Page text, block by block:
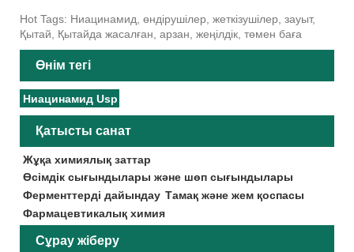
Hot Tags: Ниацинамид, өндірушілер, жеткізушілер, зауыт,
Қытай, Қытайда жасалған, арзан, жеңілдік, төмен баға
Өнім тегі
Ниацинамид Usp
Қатысты санат
Жұқа химиялық заттар
Өсімдік сығындылары және шөп сығындылары
Ферменттерді дайындау Тамақ және жем қоспасы
Фармацевтикалық химия
Сұрау жіберу